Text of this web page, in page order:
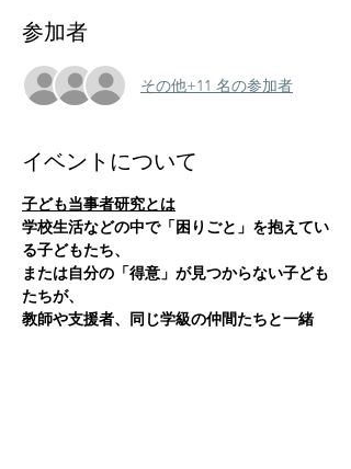
参加者
その他+11 名の参加者
イベントについて
子ども当事者研究とは
学校生活などの中で「困りごと」を抱えてい
る子どもたち、
または自分の「得意」が見つからない子ども
たちが、
教師や支援者、同じ学級の仲間たちと一緒